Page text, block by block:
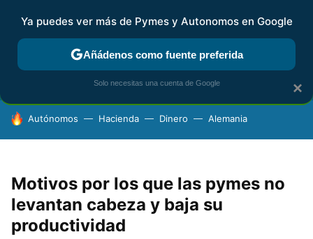
FISCALIDAD Y CONTABILIDAD KIT DIGITAL RENTA
HOY SE HABLA DE
Autónomos Hacienda Dinero Alemania
Motivos por los que las pymes no
levantan cabeza y baja su
productividad
×
Ya puedes ver más de Pymes y Autonomos en Google
Añádenos como fuente preferida
Solo necesitas una cuenta de Google